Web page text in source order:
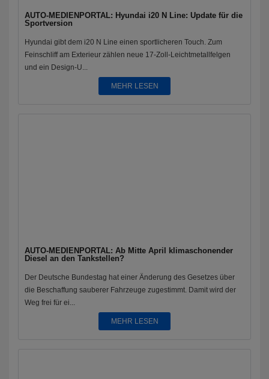
AUTO-MEDIENPORTAL: Hyundai i20 N Line: Update für die
Sportversion
Hyundai gibt dem i20 N Line einen sportlicheren Touch. Zum
Feinschliff am Exterieur zählen neue 17-Zoll-Leichtmetallfelgen
und ein Design-U...
MEHR LESEN
AUTO-MEDIENPORTAL: Ab Mitte April klimaschonender
Diesel an den Tankstellen?
Der Deutsche Bundestag hat einer Änderung des Gesetzes über
die Beschaffung sauberer Fahrzeuge zugestimmt. Damit wird der
Weg frei für ei...
MEHR LESEN